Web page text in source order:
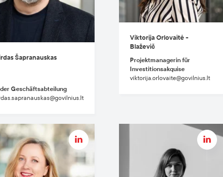
Šapranauskas
Geschäftsabteilung
Viktorija Orlovaitė -
Blaževič
Projektmanagerin für
Investitionsakquise
viktorija.orlovaite@govilnius.lt